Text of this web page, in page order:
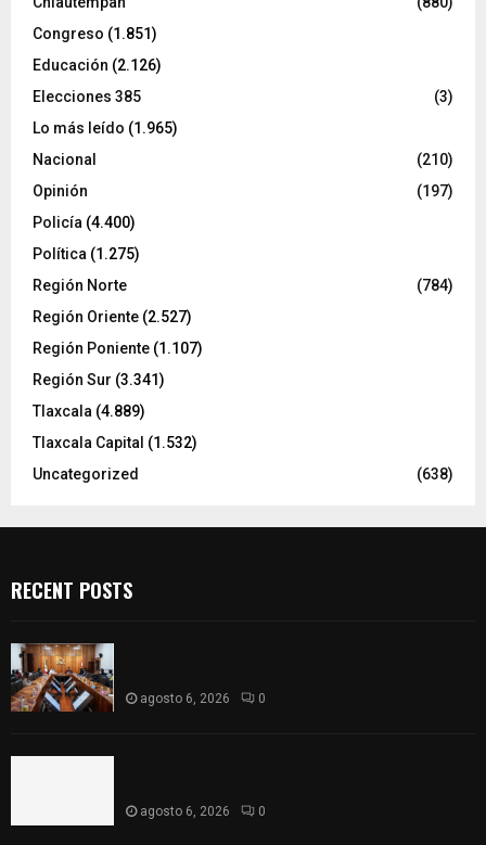
Congreso (1.851)
Educación (2.126)
Elecciones 385
(3)
Lo más leído (1.965)
Nacional
(210)
Opinión
(197)
Policía (4.400)
Política (1.275)
Región Norte
(784)
Región Oriente (2.527)
Región Poniente (1.107)
Región Sur (3.341)
Tlaxcala (4.889)
Tlaxcala Capital (1.532)
Uncategorized
(638)
RECENT POSTS
agosto 6, 2026 0
agosto 6, 2026 0